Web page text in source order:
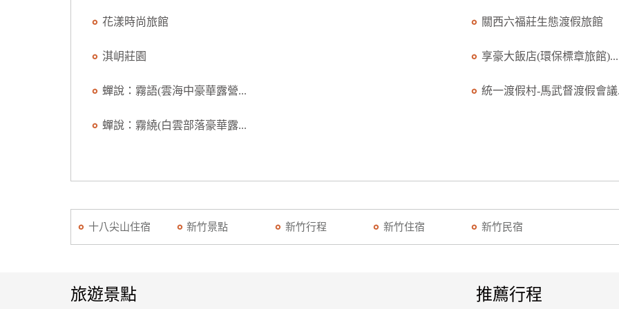
花漾時尚旅館 關西六福莊生態渡假旅館
淇岄莊園 享豪大飯店(環保標章旅館)...
蟬說：霧語(雲海中豪華露營... 統一渡假村-馬武督渡假會議
蟬說：霧繞(白雲部落豪華露...
十八尖山住宿 新竹景點 新竹行程 新竹住宿 新竹民宿
旅遊景點 推薦行程